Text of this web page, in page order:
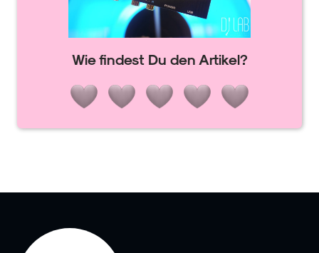
Wie findest Du den Artikel?